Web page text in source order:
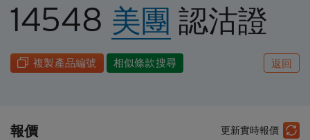
14548 美團 認沽證
複製產品編號 相似條款搜尋 返回
更新實時報價
報價